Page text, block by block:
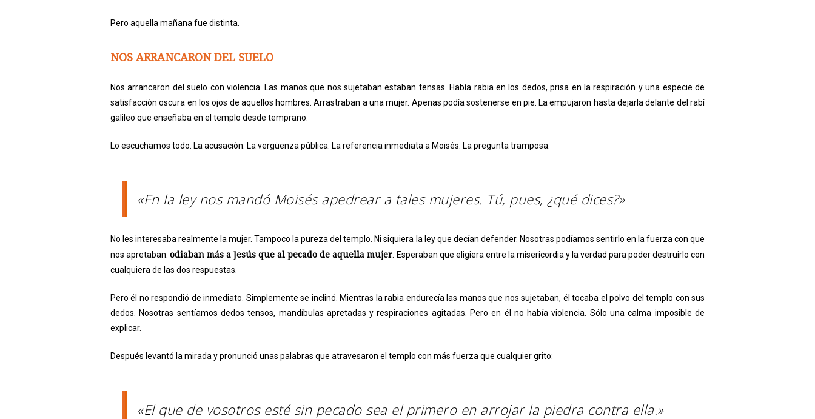
Pero aquella mañana fue distinta.
NOS ARRANCARON DEL SUELO
Nos arrancaron del suelo con violencia. Las manos que nos sujetaban estaban tensas. Había rabia en los dedos, prisa en la respiración y una especie de
satisfacción oscura en los ojos de aquellos hombres. Arrastraban a una mujer. Apenas podía sostenerse en pie. La empujaron hasta dejarla delante del rabí
galileo que enseñaba en el templo desde temprano.
Lo escuchamos todo. La acusación. La vergüenza pública. La referencia inmediata a Moisés. La pregunta tramposa.
«En la ley nos mandó Moisés apedrear a tales mujeres. Tú, pues, ¿qué dices?»
No les interesaba realmente la mujer. Tampoco la pureza del templo. Ni siquiera la ley que decían defender. Nosotras podíamos sentirlo en la fuerza con que
nos apretaban:odiaban más a Jesús que al pecado de aquella mujer . Esperaban que eligiera entre la misericordia y la verdad para poder destruirlo con
cualquiera de las dos respuestas.
Pero él no respondió de inmediato. Simplemente se inclinó. Mientras la rabia endurecía las manos que nos sujetaban, él tocaba el polvo del templo con sus
dedos. Nosotras sentíamos dedos tensos, mandíbulas apretadas y respiraciones agitadas. Pero en él no había violencia. Sólo una calma imposible de
explicar.
Después levantó la mirada y pronunció unas palabras que atravesaron el templo con más fuerza que cualquier grito:
«El que de vosotros esté sin pecado sea el primero en arrojar la piedra contra ella.»